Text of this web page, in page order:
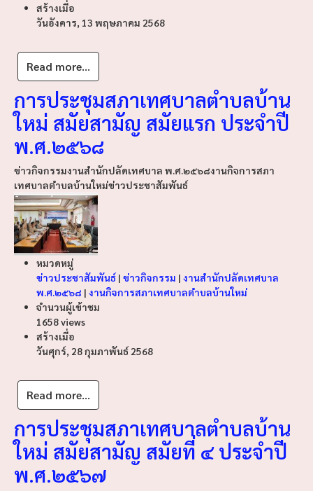
สร้างเมื่อ
วันอังคาร, 13 พฤษภาคม 2568
Read more...
การประชุมสภาเทศบาลตำบลบ้าน
ใหม่ สมัยสามัญ สมัยแรก ประจำปี
พ.ศ.๒๕๖๘
ข่าวกิจกรรมงานสำนักปลัดเทศบาล พ.ศ.๒๕๖๘งานกิจการสภา
เทศบาลตำบลบ้านใหม่ข่าวประชาสัมพันธ์
หมวดหมู่
ข่าวประชาสัมพันธ์ | ข่าวกิจกรรม | งานสำนักปลัดเทศบาล
พ.ศ.๒๕๖๘ | งานกิจการสภาเทศบาลตำบลบ้านใหม่
จำนวนผู้เข้าชม
1658 views
สร้างเมื่อ
วันศุกร์, 28 กุมภาพันธ์ 2568
Read more...
การประชุมสภาเทศบาลตำบลบ้าน
ใหม่ สมัยสามัญ สมัยที่ ๔ ประจำปี
พ.ศ.๒๕๖๗